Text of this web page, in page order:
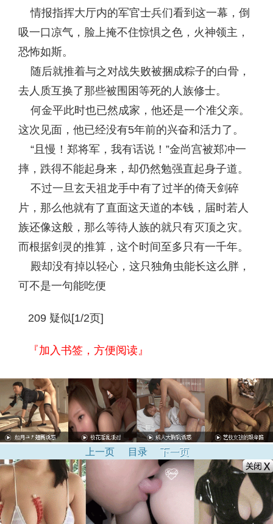
情报指挥大厅内的军官士兵们看到这一幕，倒
吸一口凉气，脸上掩不住惊惧之色，火神领主，
恐怖如斯。
随后就推着与之对战失败被捆成粽子的白骨，
去人质互换了那些被围困等死的人族修士。
何金平此时也已然成家，他还是一个准父亲。
这次见面，他已经没有5年前的兴奋和活力了。
“且慢！郑将军，我有话说！”金尚宫被郑冲一
摔，跌得不能起身来，却仍然勉强直起身子道。
不过一旦玄天祖龙手中有了过半的倚天剑碎
片，那么他就有了直面这天道的本钱，届时若人
族还像这般，那么等待人族的就只有灭顶之灾。
而根据剑灵的推算，这个时间至多只有一千年。
殿却没有掉以轻心，这只独角虫能长这么胖，
可不是一句能吃便
209 疑似[1/2页]
『加入书签，方便阅读』
上一页 目录 下一页